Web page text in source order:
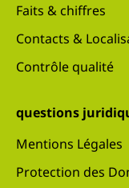
Faits & chiffres
Contacts &
Contrôle qualité
questions
Mentions Légales
Protection des